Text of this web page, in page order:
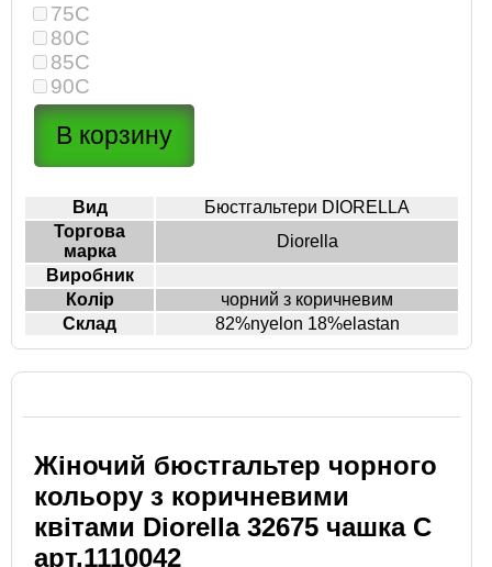
75C
80C
85C
90C
Вид
Бюстгальтери DIORELLA
Торгова
марка
Diorella
Виробник
Колір
чорний з коричневим
Склад
82%nyelon 18%elastan
Жіночий бюстгальтер чорного
кольору з коричневими
квітами Diorella 32675 чашка C
арт.1110042